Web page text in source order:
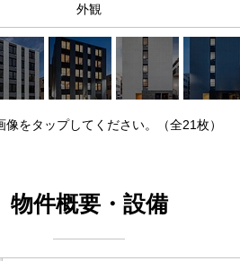
外観
像をタップしてください。（全21枚）
物件概要・設備